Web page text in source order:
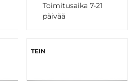
Toimitusaika 7-21
päivää
TEIN